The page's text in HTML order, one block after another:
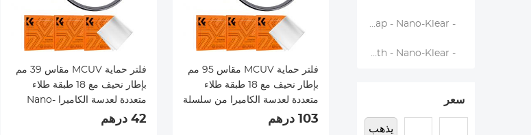
- MCUV+Lens Cap - Nano-Klear
- MCUV+Lens Cap+Cleaning Cloth - Nano-Klear
سعر
يذهب
فلتر حماية MCUV مقاس 95 مم
بإطار نحيف مع 18 طبقة طلاء
متعددة لعدسة الكاميرا من سلسلة
Nano-Klear
103 درهم
فلتر حماية MCUV مقاس 39 مم
بإطار نحيف مع 18 طبقة طلاء
متعددة لعدسة الكاميرا Nano-
Klear
42 درهم